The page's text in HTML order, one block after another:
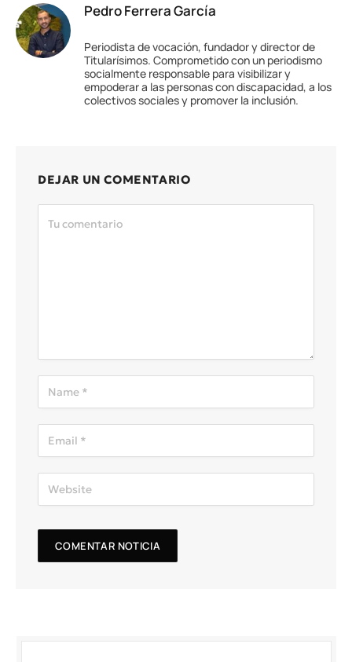
Pedro Ferrera García
Periodista de vocación, fundador y director de
Titularísimos. Comprometido con un periodismo
socialmente responsable para visibilizar y
empoderar a las personas con discapacidad, a los
colectivos sociales y promover la inclusión.
DEJAR UN COMENTARIO